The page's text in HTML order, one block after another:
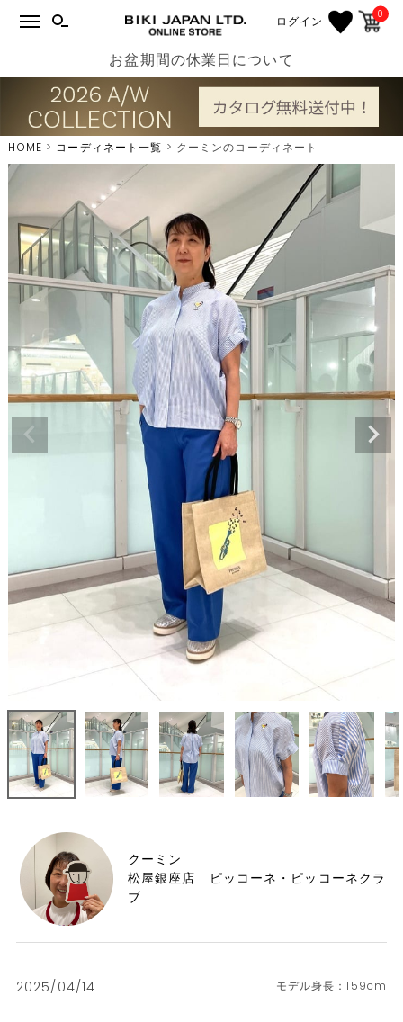
ログイン 0
お盆期間の休業日について
HOME コーディネート一覧 クーミンのコーディネート
クーミン
松屋銀座店 ピッコーネ・ピッコーネクラ
ブ
2025/04/14 159cm